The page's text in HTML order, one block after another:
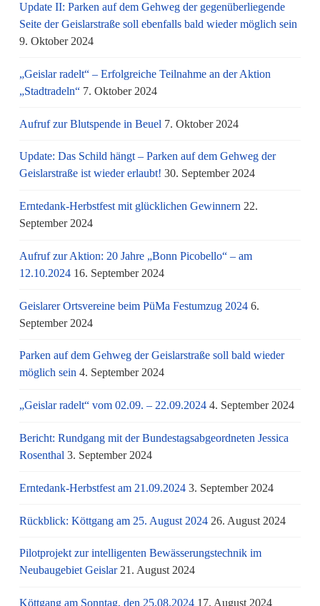
Update II: Parken auf dem Gehweg der gegenüberliegende
Seite der Geislarstraße soll ebenfalls bald wieder möglich sein
9. Oktober 2024
„Geislar radelt“ – Erfolgreiche Teilnahme an der Aktion
„Stadtradeln“ 7. Oktober 2024
Aufruf zur Blutspende in Beuel 7. Oktober 2024
Update: Das Schild hängt – Parken auf dem Gehweg der
Geislarstraße ist wieder erlaubt! 30. September 2024
Erntedank-Herbstfest mit glücklichen Gewinnern 22.
September 2024
Aufruf zur Aktion: 20 Jahre „Bonn Picobello“ – am
12.10.2024 16. September 2024
Geislarer Ortsvereine beim PüMa Festumzug 2024 6.
September 2024
Parken auf dem Gehweg der Geislarstraße soll bald wieder
möglich sein 4. September 2024
„Geislar radelt“ vom 02.09. – 22.09.2024 4. September 2024
Bericht: Rundgang mit der Bundestagsabgeordneten Jessica
Rosenthal 3. September 2024
Erntedank-Herbstfest am 21.09.2024 3. September 2024
Rückblick: Köttgang am 25. August 2024 26. August 2024
Pilotprojekt zur intelligenten Bewässerungstechnik im
Neubaugebiet Geislar 21. August 2024
Köttgang am Sonntag, den 25.08.2024 17. August 2024